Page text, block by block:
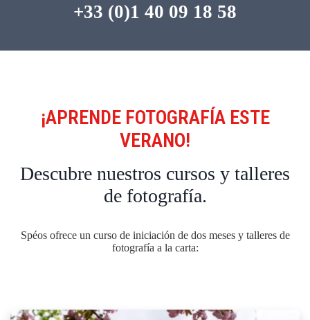
+33 (0)1 40 09 18 58
¡APRENDE FOTOGRAFÍA ESTE
VERANO!
Descubre nuestros cursos y talleres
de fotografía.
Spéos ofrece un curso de iniciación de dos meses y talleres de
fotografía a la carta: